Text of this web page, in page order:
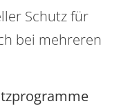
Schutz für
bei mehreren